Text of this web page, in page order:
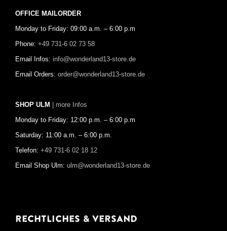
OFFICE MAILORDER
Monday to Friday: 09:00 a.m. – 6:00 p.m
Phone: +49 731-6 02 73 58
Email Infos: info@wonderland13-store.de
Email Orders: order@wonderland13-store.de
SHOP ULM | more Infos
Monday to Friday: 12:00 p.m. – 6:00 p.m
Saturday: 11:00 a.m. – 6:00 p.m.
Telefon: +49 731-6 02 18 12
Email Shop Ulm: ulm@wonderland13-store.de
Rechtliches & Versand